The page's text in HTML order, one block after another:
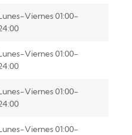
Viernes 01:00-
Viernes 01:00-
Viernes 01:00-
Viernes 01:00-